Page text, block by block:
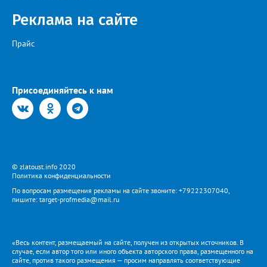
Реклама на сайте
Прайс
Присоединяйтесь к нам
© zlatoust.info 2020
Политика конфиденциальности
По вопросам размещения рекламы на сайте звоните: +79222307040,
пишите: target-profmedia@mail.ru
«Весь контент, размещаемый на сайте, получен из открытых источников. В
случае, если автор того или иного объекта авторского права, размещенного на
сайте, против такого размещения — просим направлять соответствующие